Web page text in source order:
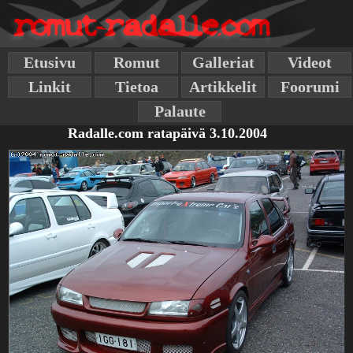
Etusivu Romut Galleriat
Videot
Linkit
Tietoa Artikkelit
Foorumi
Palaute
Radalle.com ratapäivä 3.10.2004